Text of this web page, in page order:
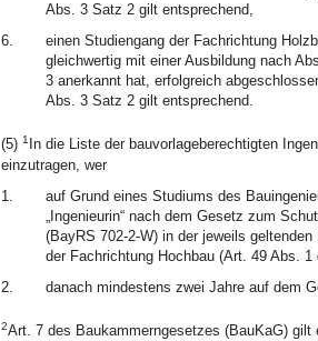
Abs. 3 Satz 2 gilt entsprechend,
6.
einen Studiengang der Fachrichtung
gleichwertig mit einer Ausbildung nach
3 anerkannt hat, erfolgreich
Abs. 3 Satz 2 gilt entsprechend.
(5) 1 In die Liste der bauvorlageberechtigten
einzutragen, wer
1.
auf Grund eines Studiums des
„Ingenieurin“ nach dem Gesetz zum
(BayRS 702-2-W) in der jeweils
der Fachrichtung Hochbau (Art. 49 Abs.
2.
danach mindestens zwei Jahre auf dem
2Art. 7 des Baukammerngesetzes (BauKaG) gilt